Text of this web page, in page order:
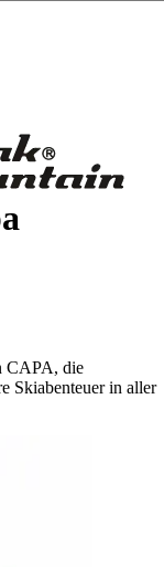
CAPA, die
Skiabenteuer in aller